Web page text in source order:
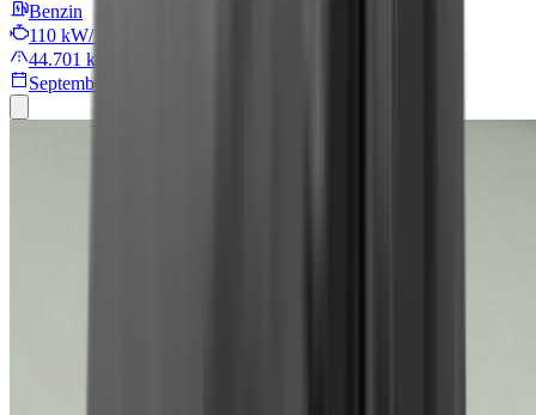
Benzin
110 kW/149 PS
44.701 km
September 2024